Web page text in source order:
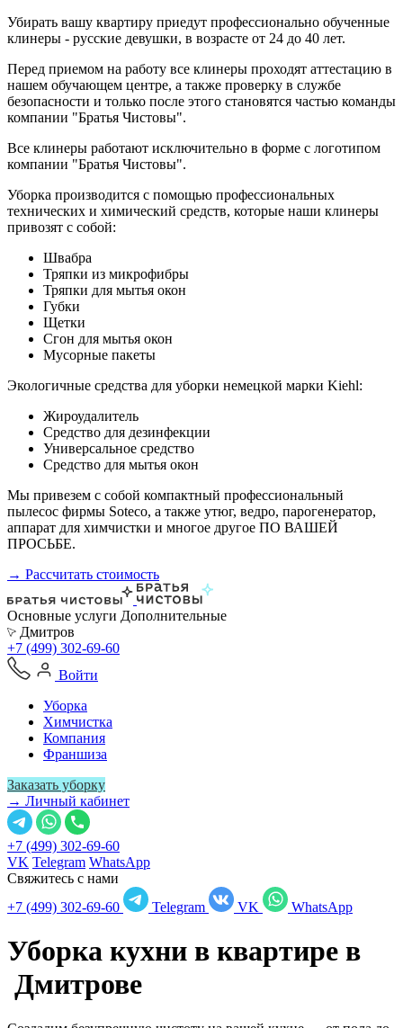
Убирать вашу квартиру приедут профессионально обученные
клинеры - русские девушки, в возрасте от 24 до 40 лет.
Перед приемом на работу все клинеры проходят аттестацию в
нашем обучающем центре, а также проверку в службе
безопасности и только после этого становятся частью команды
компании "Братья Чистовы".
Все клинеры работают исключительно в форме с логотипом
компании "Братья Чистовы".
Уборка производится с помощью профессиональных
технических и химический средств, которые наши клинеры
привозят с собой:
Швабра
Тряпки из микрофибры
Тряпки для мытья окон
Губки
Щетки
Сгон для мытья окон
Мусорные пакеты
Экологичные средства для уборки немецкой марки Kiehl:
Жироудалитель
Средство для дезинфекции
Универсальное средство
Средство для мытья окон
Мы привезем с собой компактный профессиональный
пылесос фирмы Soteco, а также утюг, ведро, парогенератор,
аппарат для химчистки и многое другое ПО ВАШЕЙ
ПРОСЬБЕ.
→ Рассчитать стоимость
Основные услуги Дополнительные
Дмитров
+7 (499) 302-69-60
Войти
Уборка
Химчистка
Компания
Франшиза
Заказать уборку
→ Личный кабинет
+7 (499) 302-69-60
VK Telegram WhatsApp
Свяжитесь с нами
+7 (499) 302-69-60
Telegram VK WhatsApp
Уборка кухни в квартире в
Дмитрове